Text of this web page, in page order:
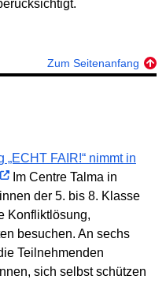
Zum Seitenanfang
„ECHT FAIR!“ nimmt in
Im Centre Talma in
der 5. bis 8. Klasse
Konfliktlösung,
besuchen. An sechs
Teilnehmenden
sich selbst schützen